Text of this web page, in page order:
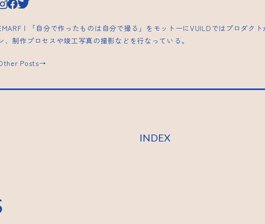
| 「自分で作ったものは自分で撮る」をモットーにVUILDではプロダクト
、制作プロセスや竣工写真の撮影などを行なっている。
Posts→
INDEX